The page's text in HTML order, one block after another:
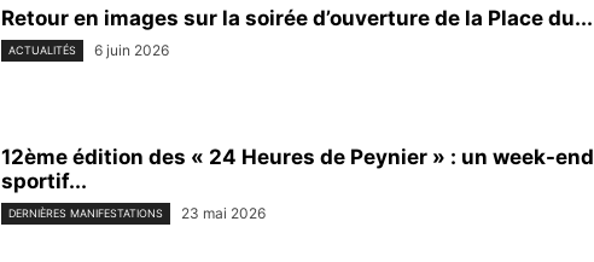
Retour en images sur la soirée d’ouverture de la Place du...
ACTUALITÉS 6 juin 2026
12ème édition des « 24 Heures de Peynier » : un week-end
sportif...
DERNIÈRES MANIFESTATIONS 23 mai 2026